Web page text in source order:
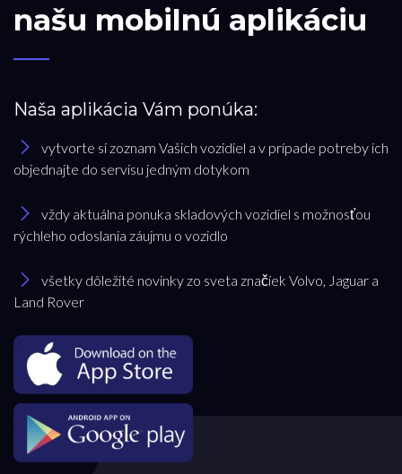
našu mobilnú aplikáciu
Naša aplikácia Vám ponúka:
vytvorte si zoznam Vašich vozidiel a v prípade potreby ich
objednajte do servisu jedným dotykom
vždy aktuálna ponuka skladových vozidiel s možnosťou
rýchleho odoslania záujmu o vozidlo
všetky dôležité novinky zo sveta značiek Volvo, Jaguar a
Land Rover